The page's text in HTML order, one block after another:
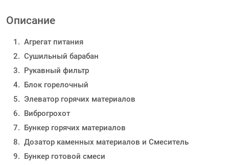
Описание
Агрегат питания
Сушильный барабан
Рукавный фильтр
Блок горелочный
Элеватор горячих материалов
Виброгрохот
Бункер горячих материалов
Дозатор каменных материалов и Смеситель
Бункер готовой смеси